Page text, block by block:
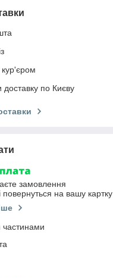
кур'єром
доставку по Києву
замовлення
повернуться на вашу картку
частинами